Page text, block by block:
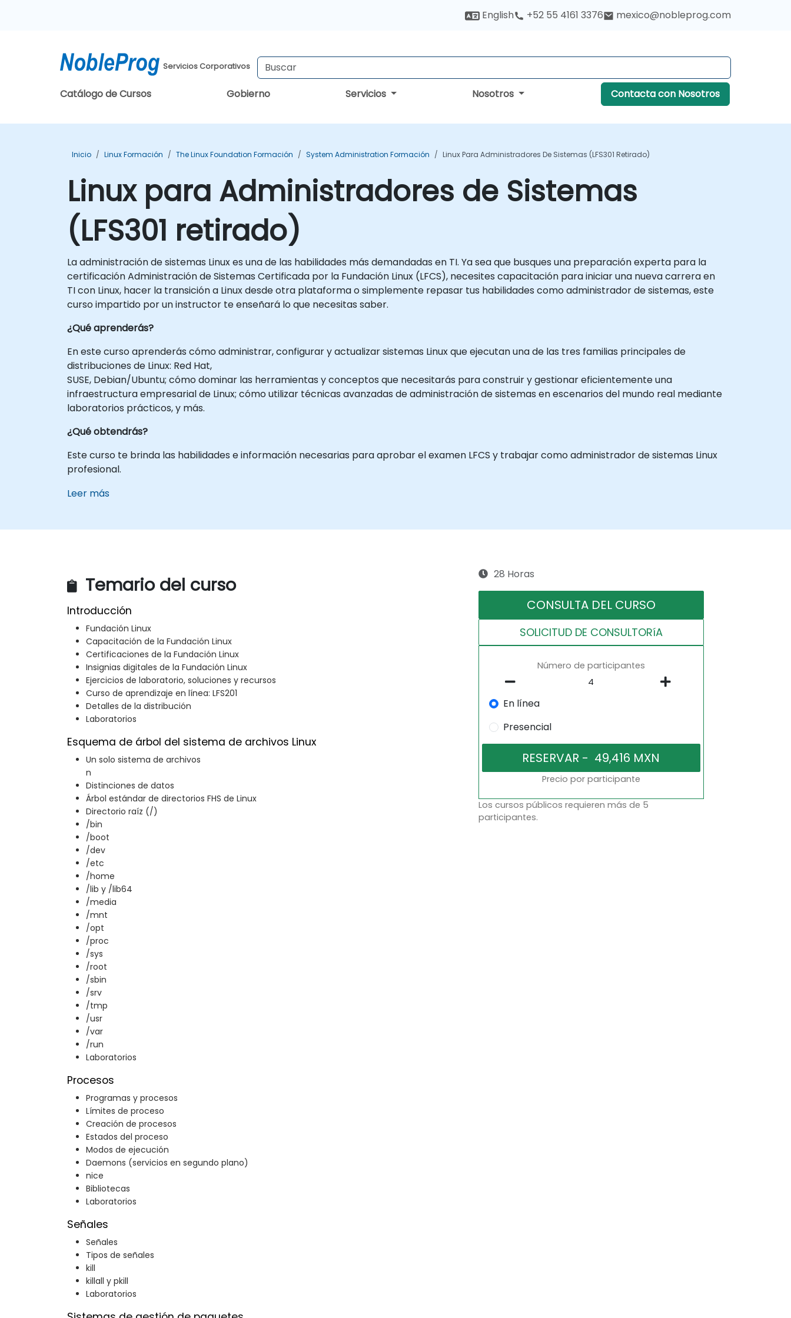
English +52 55 4161 3376 mexico@nobleprog.com
Servicios Corporativos
Catálogo de Cursos Gobierno Servicios Nosotros Contacta con Nosotros
Inicio Linux Formación The Linux Foundation Formación System Administration Formación Linux Para Administradores De Sistemas (LFS301 Retirado)
Linux para Administradores de Sistemas
(LFS301 retirado)
La administración de sistemas Linux es una de las habilidades más demandadas en TI. Ya sea que busques una preparación experta para la
certificación Administración de Sistemas Certificada por la Fundación Linux (LFCS), necesites capacitación para iniciar una nueva carrera en
TI con Linux, hacer la transición a Linux desde otra plataforma o simplemente repasar tus habilidades como administrador de sistemas, este
curso impartido por un instructor te enseñará lo que necesitas saber.
¿Qué aprenderás?
En este curso aprenderás cómo administrar, configurar y actualizar sistemas Linux que ejecutan una de las tres familias principales de
distribuciones de Linux: Red Hat,
SUSE, Debian/Ubuntu; cómo dominar las herramientas y conceptos que necesitarás para construir y gestionar eficientemente una
infraestructura empresarial de Linux; cómo utilizar técnicas avanzadas de administración de sistemas en escenarios del mundo real mediante
laboratorios prácticos, y más.
¿Qué obtendrás?
Este curso te brinda las habilidades e información necesarias para aprobar el examen LFCS y trabajar como administrador de sistemas Linux
profesional.
Leer más
Temario del curso
Introducción
Fundación Linux
Capacitación de la Fundación Linux
Certificaciones de la Fundación Linux
Insignias digitales de la Fundación Linux
Ejercicios de laboratorio, soluciones y recursos
Curso de aprendizaje en línea: LFS201
Detalles de la distribución
Laboratorios
Esquema de árbol del sistema de archivos Linux
Un solo sistema de archivos
n
Distinciones de datos
Árbol estándar de directorios FHS de Linux
Directorio raíz (/)
/bin
/boot
/dev
/etc
/home
/lib y /lib64
/media
/mnt
/opt
/proc
/sys
/root
/sbin
/srv
/tmp
/usr
/var
/run
Laboratorios
Procesos
Programas y procesos
Límites de proceso
Creación de procesos
Estados del proceso
Modos de ejecución
Daemons (servicios en segundo plano)
nice
Bibliotecas
Laboratorios
Señales
Señales
Tipos de señales
kill
killall y pkill
Laboratorios
28 Horas
CONSULTA DEL CURSO
SOLICITUD DE CONSULTORíA
Número de participantes
En línea
Presencial
Precio por participante
Los cursos públicos requieren más de 5
participantes.